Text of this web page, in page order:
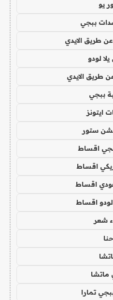
يو
ببجي
طريق الايدي
لودو
طريق الايدي
ببجي
ايتونز
ستور
اقساط
اقساط
اقساط
اقساط
شعر
حنا
تمارا